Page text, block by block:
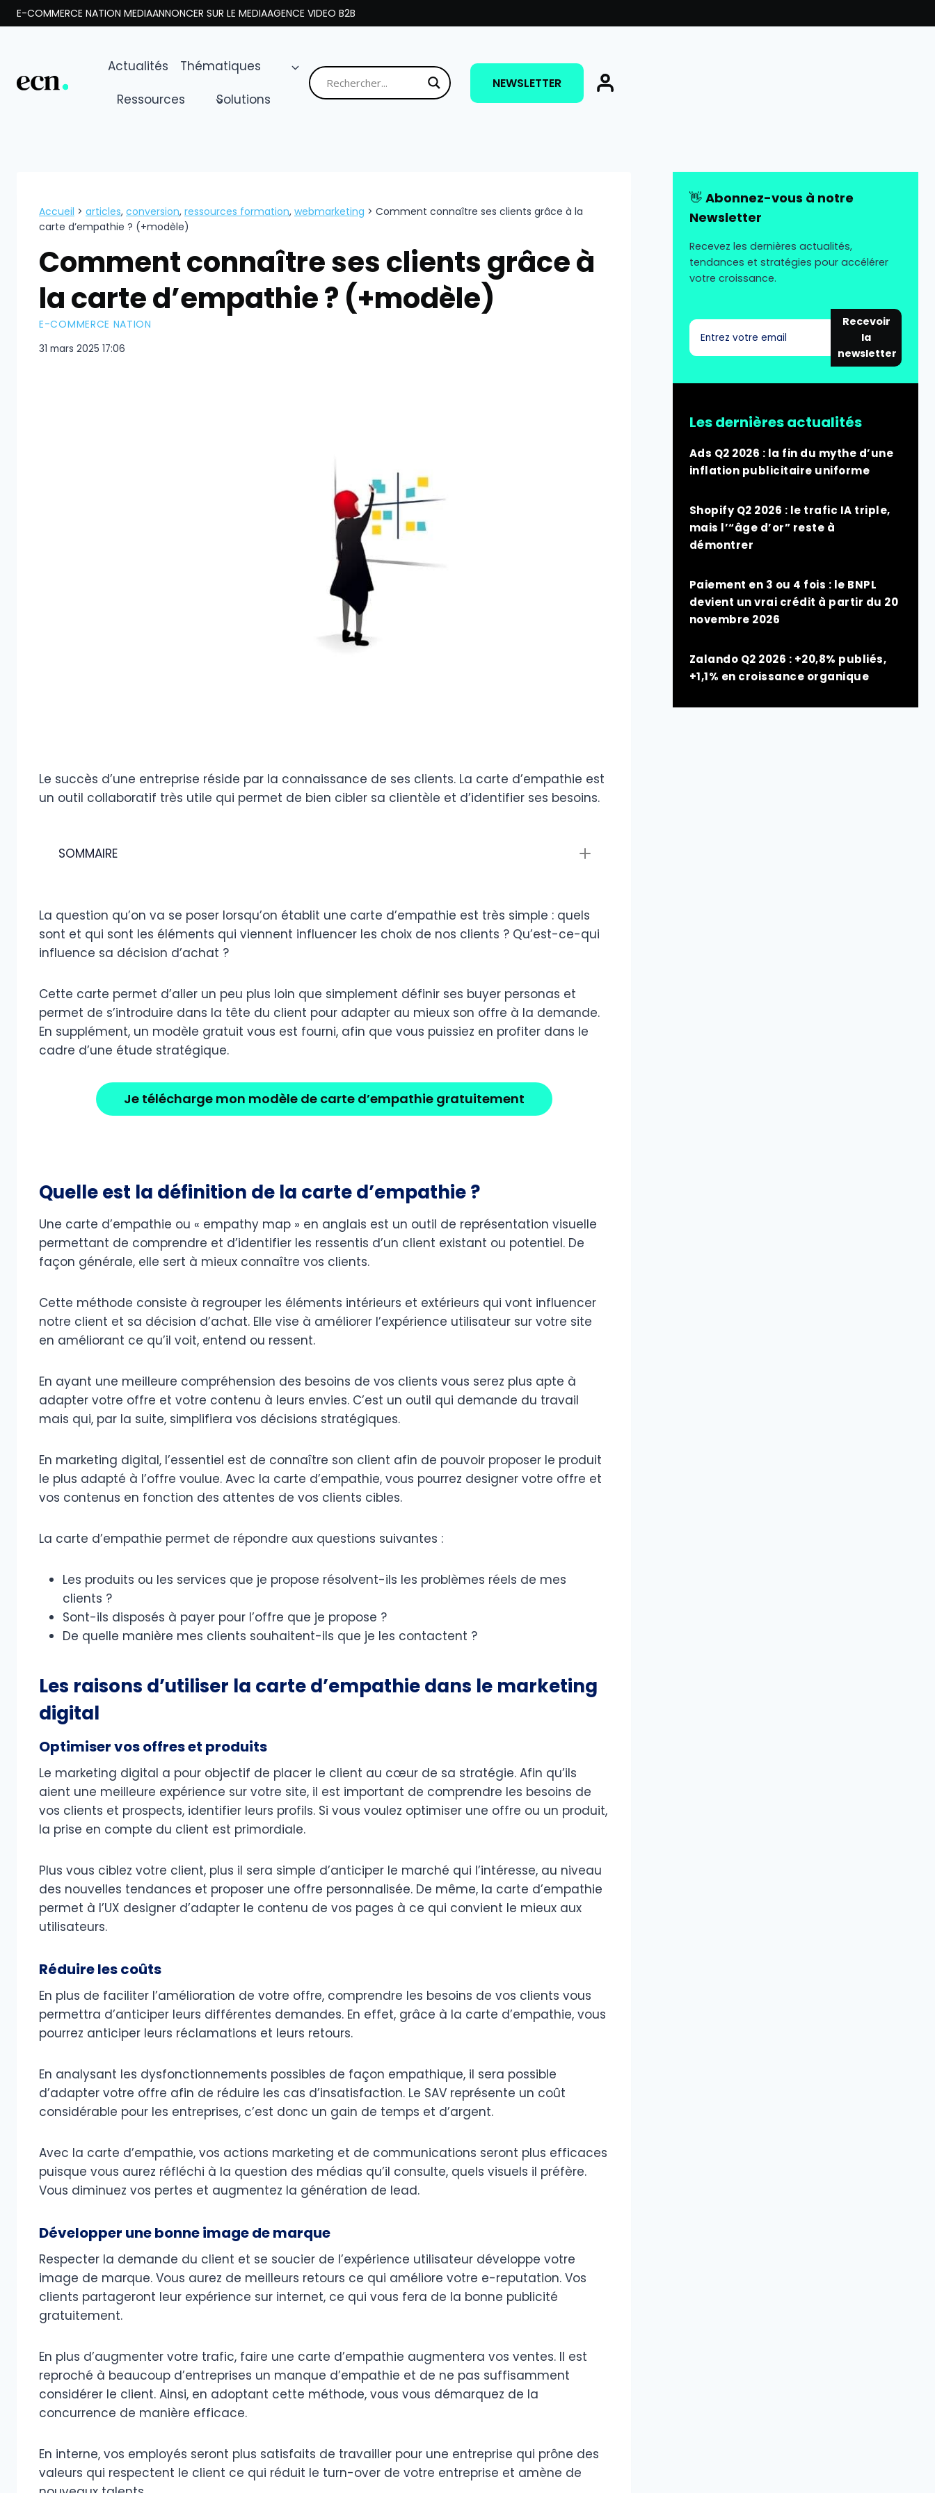
Aller
au
E-COMMERCE NATION MEDIAANNONCER SUR LE MEDIAAGENCE VIDEO B2B
Actualités
Thématiques
Ressources
Solutions
NEWSLETTER
Accueil > articles, conversion, ressources formation, webmarketing > Comment connaître ses clients grâce à la
carte d’empathie ? (+modèle)
Comment connaître ses clients grâce à
la carte d’empathie ? (+modèle)
E-COMMERCE NATION
31 mars 2025 17:06
Le succès d’une entreprise réside par la connaissance de ses clients. La carte d’empathie est
un outil collaboratif très utile qui permet de bien cibler sa clientèle et d’identifier ses besoins.
SOMMAIRE
La question qu’on va se poser lorsqu’on établit une carte d’empathie est très simple : quels
sont et qui sont les éléments qui viennent influencer les choix de nos clients ? Qu’est-ce-qui
influence sa décision d’achat ?
Cette carte permet d’aller un peu plus loin que simplement définir ses buyer personas et
permet de s’introduire dans la tête du client pour adapter au mieux son offre à la demande.
En supplément, un modèle gratuit vous est fourni, afin que vous puissiez en profiter dans le
cadre d’une étude stratégique.
Je télécharge mon modèle de carte d’empathie gratuitement
Quelle est la définition de la carte d’empathie ?
Une carte d’empathie ou « empathy map » en anglais est un outil de représentation visuelle
permettant de comprendre et d’identifier les ressentis d’un client existant ou potentiel. De
façon générale, elle sert à mieux connaître vos clients.
Cette méthode consiste à regrouper les éléments intérieurs et extérieurs qui vont influencer
notre client et sa décision d’achat. Elle vise à améliorer l’expérience utilisateur sur votre site
en améliorant ce qu’il voit, entend ou ressent.
En ayant une meilleure compréhension des besoins de vos clients vous serez plus apte à
adapter votre offre et votre contenu à leurs envies. C’est un outil qui demande du travail
mais qui, par la suite, simplifiera vos décisions stratégiques.
En marketing digital, l’essentiel est de connaître son client afin de pouvoir proposer le produit
le plus adapté à l’offre voulue. Avec la carte d’empathie, vous pourrez designer votre offre et
vos contenus en fonction des attentes de vos clients cibles.
La carte d’empathie permet de répondre aux questions suivantes :
Les produits ou les services que je propose résolvent-ils les problèmes réels de mes
clients ?
Sont-ils disposés à payer pour l’offre que je propose ?
De quelle manière mes clients souhaitent-ils que je les contactent ?
Les raisons d’utiliser la carte d’empathie dans le marketing
digital
Optimiser vos offres et produits
Le marketing digital a pour objectif de placer le client au cœur de sa stratégie. Afin qu’ils
aient une meilleure expérience sur votre site, il est important de comprendre les besoins de
vos clients et prospects, identifier leurs profils. Si vous voulez optimiser une offre ou un produit,
la prise en compte du client est primordiale.
Plus vous ciblez votre client, plus il sera simple d’anticiper le marché qui l’intéresse, au niveau
des nouvelles tendances et proposer une offre personnalisée. De même, la carte d’empathie
permet à l’UX designer d’adapter le contenu de vos pages à ce qui convient le mieux aux
utilisateurs.
Réduire les coûts
En plus de faciliter l’amélioration de votre offre, comprendre les besoins de vos clients vous
permettra d’anticiper leurs différentes demandes. En effet, grâce à la carte d’empathie, vous
pourrez anticiper leurs réclamations et leurs retours.
En analysant les dysfonctionnements possibles de façon empathique, il sera possible
d’adapter votre offre afin de réduire les cas d’insatisfaction. Le SAV représente un coût
considérable pour les entreprises, c’est donc un gain de temps et d’argent.
Avec la carte d’empathie, vos actions marketing et de communications seront plus efficaces
puisque vous aurez réfléchi à la question des médias qu’il consulte, quels visuels il préfère.
Vous diminuez vos pertes et augmentez la génération de lead.
Développer une bonne image de marque
Respecter la demande du client et se soucier de l’expérience utilisateur développe votre
image de marque. Vous aurez de meilleurs retours ce qui améliore votre e-reputation. Vos
clients partageront leur expérience sur internet, ce qui vous fera de la bonne publicité
gratuitement.
En plus d’augmenter votre trafic, faire une carte d’empathie augmentera vos ventes. Il est
reproché à beaucoup d’entreprises un manque d’empathie et de ne pas suffisamment
considérer le client. Ainsi, en adoptant cette méthode, vous vous démarquez de la
concurrence de manière efficace.
En interne, vos employés seront plus satisfaits de travailler pour une entreprise qui prône des
valeurs qui respectent le client ce qui réduit le turn-over de votre entreprise et amène de
👋 Abonnez-vous à notre
Newsletter
Recevez les dernières actualités,
tendances et stratégies pour accélérer
votre croissance.
Recevoir
la
newsletter
Les dernières actualités
Ads Q2 2026 : la fin du mythe d’une
inflation publicitaire uniforme
Shopify Q2 2026 : le trafic IA triple,
mais l’“âge d’or” reste à
démontrer
Paiement en 3 ou 4 fois : le BNPL
devient un vrai crédit à partir du 20
novembre 2026
Zalando Q2 2026 : +20,8% publiés,
+1,1% en croissance organique